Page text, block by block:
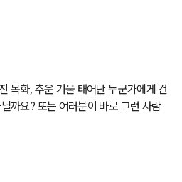
목화, 추운 겨울 태어난 누군가에게 건
까요? 또는 여러분이 바로 그런 사람